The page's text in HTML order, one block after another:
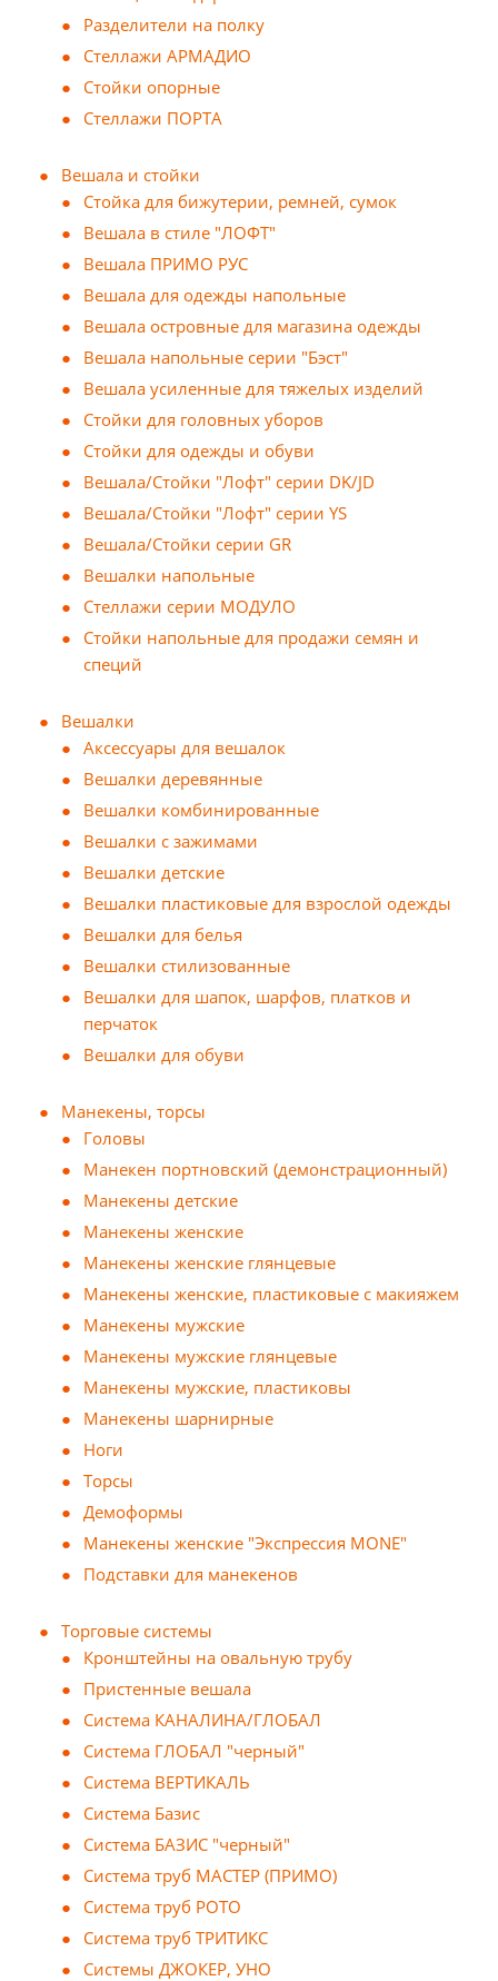
Разделители на полку
Стеллажи АРМАДИО
Стойки опорные
Стеллажи ПОРТА
Вешала и стойки
Cтойка для бижутерии, ремней, сумок
Вешала в стиле "ЛОФТ"
Вешала ПРИМО РУС
Вешала для одежды напольные
Вешала островные для магазина одежды
Вешала напольные серии "Бэст"
Вешала усиленные для тяжелых изделий
Стойки для головных уборов
Стойки для одежды и обуви
Вешала/Стойки "Лофт" серии DK/JD
Вешала/Стойки "Лофт" серии YS
Вешала/Стойки серии GR
Вешалки напольные
Стеллажи серии МОДУЛО
Стойки напольные для продажи семян и
специй
Вешалки
Аксессуары для вешалок
Вешалки деревянные
Вешалки комбинированные
Вешалки с зажимами
Вешалки детские
Вешалки пластиковые для взрослой одежды
Вешалки для белья
Вешалки стилизованные
Вешалки для шапок, шарфов, платков и
перчаток
Вешалки для обуви
Манекены, торсы
Головы
Манекен портновский (демонстрационный)
Манекены детские
Манекены женские
Манекены женские глянцевые
Манекены женские, пластиковые с макияжем
Манекены мужские
Манекены мужские глянцевые
Манекены мужские, пластиковы
Манекены шарнирные
Ноги
Торсы
Демоформы
Манекены женские "Экспрессия MONE"
Подставки для манекенов
Торговые системы
Кронштейны на овальную трубу
Пристенные вешала
Система КАНАЛИНА/ГЛОБАЛ
Система ГЛОБАЛ "черный"
Система ВЕРТИКАЛЬ
Система Базис
Система БАЗИС "черный"
Система труб МАСТЕР (ПРИМО)
Система труб РОТО
Система труб ТРИТИКС
Системы ДЖОКЕР, УНО